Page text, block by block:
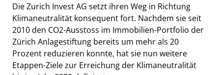
Die Zurich Invest AG setzt ihren Weg in Richtung
Klimaneutralität konsequent fort. Nachdem sie seit
2010 den CO2-Ausstoss im Immobilien-Portfolio der
Zürich Anlagestiftung bereits um mehr als 20
Prozent reduzieren konnte, hat sie nun weitere
Etappen-Ziele zur Erreichung der Klimaneutralität